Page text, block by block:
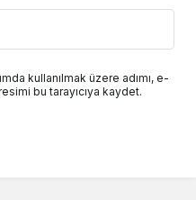
kullanılmak üzere adımı, e-
bu tarayıcıya kaydet.